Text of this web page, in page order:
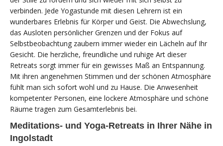
verbinden. Jede Yogastunde mit diesen Lehrern ist ein
wunderbares Erlebnis für Körper und Geist. Die Abwechslung,
das Ausloten persönlicher Grenzen und der Fokus auf
Selbstbeobachtung zaubern immer wieder ein Lächeln auf Ihr
Gesicht. Die herzliche, freundliche und ruhige Art dieser
Retreats sorgt immer für ein gewisses Maß an Entspannung.
Mit ihren angenehmen Stimmen und der schönen Atmosphäre
fühlt man sich sofort wohl und zu Hause. Die Anwesenheit
kompetenter Personen, eine lockere Atmosphäre und schöne
Räume tragen zum Gesamterlebnis bei.
Meditations- und Yoga-Retreats in Ihrer Nähe in
Ingolstadt